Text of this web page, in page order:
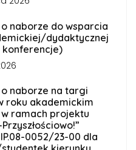
naborze do wsparcia
dydaktycznej
konferencje)
naborze na targi
roku akademickim
ramach projektu
IP.08-0052/23-00 dla